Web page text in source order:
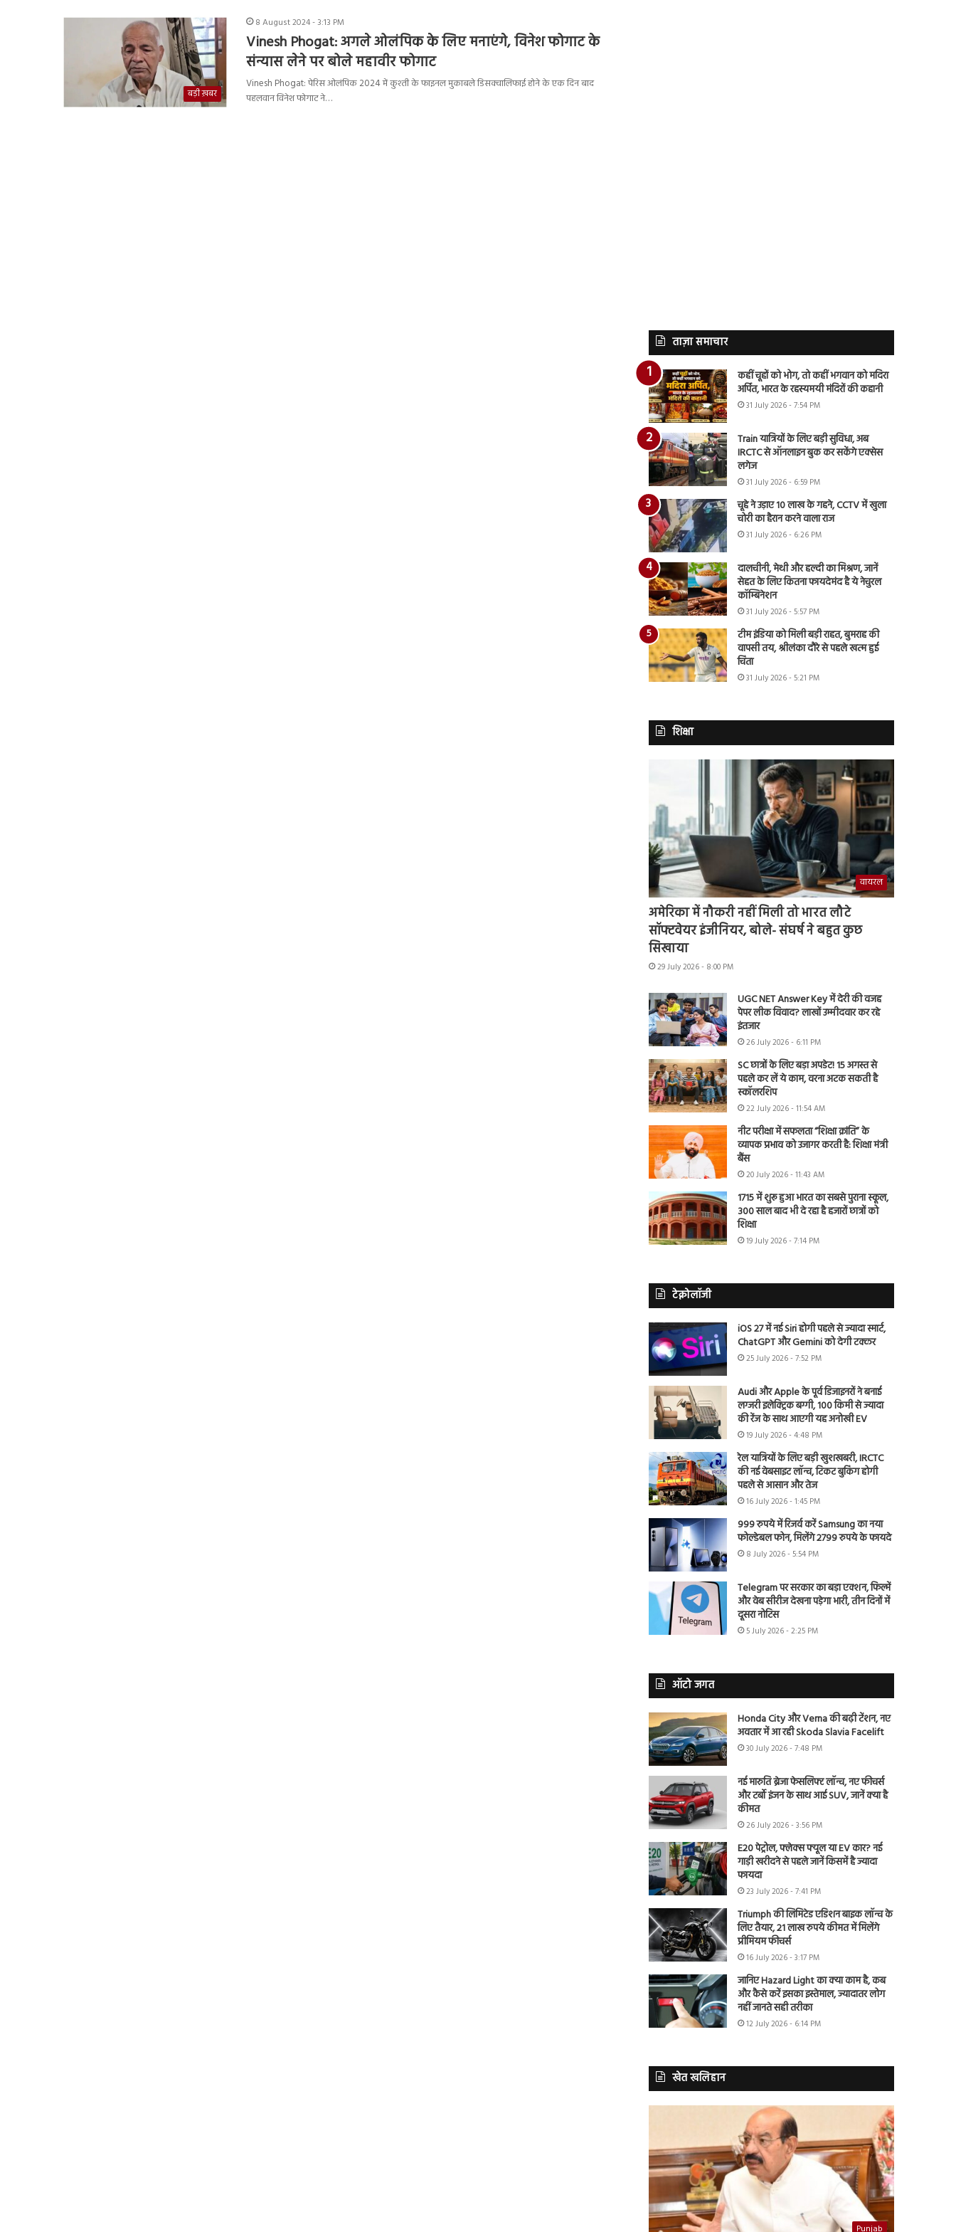
बड़ी ख़बर
8 August 2024 - 3:13 PM
Vinesh Phogat: अगले ओलंपिक के लिए मनाएंगे, विनेश फोगाट के
संन्यास लेने पर बोले महावीर फोगाट
Vinesh Phogat: पेरिस ओलंपिक 2024 में कुश्ती के फाइनल मुकाबले डिसक्वालिफाई होने के एक दिन बाद
पहलवान विनेश फोगाट ने…
ताज़ा समाचार
कहीं चूहों को भोग, तो कहीं भगवान को मदिरा
अर्पित, भारत के रहस्यमयी मंदिरों की कहानी
31 July 2026 - 7:54 PM
Train यात्रियों के लिए बड़ी सुविधा, अब
IRCTC से ऑनलाइन बुक कर सकेंगे एक्सेस
लगेज
31 July 2026 - 6:59 PM
चूहे ने उड़ाए 10 लाख के गहने, CCTV में खुला
चोरी का हैरान करने वाला राज
31 July 2026 - 6:26 PM
दालचीनी, मेथी और हल्दी का मिश्रण, जानें
सेहत के लिए कितना फायदेमंद है ये नेचुरल
कॉम्बिनेशन
31 July 2026 - 5:57 PM
टीम इंडिया को मिली बड़ी राहत, बुमराह की
वापसी तय, श्रीलंका दौरे से पहले खत्म हुई
चिंता
31 July 2026 - 5:21 PM
शिक्षा
वायरल
अमेरिका में नौकरी नहीं मिली तो भारत लौटे
सॉफ्टवेयर इंजीनियर, बोले- संघर्ष ने बहुत कुछ
सिखाया
29 July 2026 - 8:00 PM
UGC NET Answer Key में देरी की वजह
पेपर लीक विवाद? लाखों उम्मीदवार कर रहे
इंतजार
26 July 2026 - 6:11 PM
SC छात्रों के लिए बड़ा अपडेट! 15 अगस्त से
पहले कर लें ये काम, वरना अटक सकती है
स्कॉलरशिप
22 July 2026 - 11:54 AM
नीट परीक्षा में सफलता “शिक्षा क्रांति” के
व्यापक प्रभाव को उजागर करती है: शिक्षा मंत्री
बैंस
20 July 2026 - 11:43 AM
1715 में शुरू हुआ भारत का सबसे पुराना स्कूल,
300 साल बाद भी दे रहा है हजारों छात्रों को
शिक्षा
19 July 2026 - 7:14 PM
टेक्नोलॉजी
iOS 27 में नई Siri होगी पहले से ज्यादा स्मार्ट,
ChatGPT और Gemini को देगी टक्कर
25 July 2026 - 7:52 PM
Audi और Apple के पूर्व डिजाइनरों ने बनाई
लग्जरी इलेक्ट्रिक बग्गी, 100 किमी से ज्यादा
की रेंज के साथ आएगी यह अनोखी EV
19 July 2026 - 4:48 PM
रेल यात्रियों के लिए बड़ी खुशखबरी, IRCTC
की नई वेबसाइट लॉन्च, टिकट बुकिंग होगी
पहले से आसान और तेज
16 July 2026 - 1:45 PM
999 रुपये में रिजर्व करें Samsung का नया
फोल्डेबल फोन, मिलेंगे 2799 रुपये के फायदे
8 July 2026 - 5:54 PM
Telegram पर सरकार का बड़ा एक्शन, फिल्में
और वेब सीरीज देखना पड़ेगा भारी, तीन दिनों में
दूसरा नोटिस
5 July 2026 - 2:25 PM
ऑटो जगत
Honda City और Verna की बढ़ी टेंशन, नए
अवतार में आ रही Skoda Slavia Facelift
30 July 2026 - 7:48 PM
नई मारुति ब्रेजा फेसलिफ्ट लॉन्च, नए फीचर्स
और टर्बो इंजन के साथ आई SUV, जानें क्या है
कीमत
26 July 2026 - 3:56 PM
E20 पेट्रोल, फ्लेक्स फ्यूल या EV कार? नई
गाड़ी खरीदने से पहले जानें किसमें है ज्यादा
फायदा
23 July 2026 - 7:41 PM
Triumph की लिमिटेड एडिशन बाइक लॉन्च के
लिए तैयार, 21 लाख रुपये कीमत में मिलेंगे
प्रीमियम फीचर्स
16 July 2026 - 3:17 PM
जानिए Hazard Light का क्या काम है, कब
और कैसे करें इसका इस्तेमाल, ज्यादातर लोग
नहीं जानते सही तरीका
12 July 2026 - 6:14 PM
खेत खलिहान
Punjab